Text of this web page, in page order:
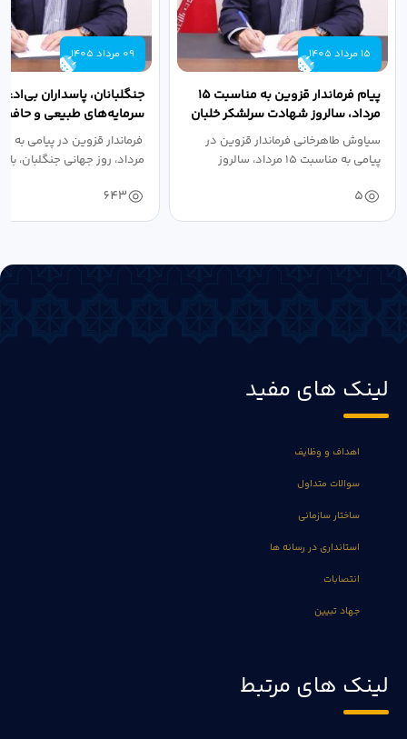
15 مرداد 1405
پیام فرماندار قزوین به مناسبت ۱۵
مرداد، سالروز شهادت سرلشکر خلبان
شهید عباس...
سیاوش طاهرخانی فرماندار قزوین در
پیامی به مناسبت ۱۵ مرداد، سالروز
5
09 مرداد 1405
جنگلبانان، پاسداران
سرمایه‌های طبیعی و
سرزمین هستند
مرداد، روز جهانی جنگلبان، با...
643
لینک های مفید
اهداف و وظایف
سوالات متداول
ساختار سازمانی
استانداری در رسانه ها
انتصابات
جهاد تبیین
لینک های مرتبط